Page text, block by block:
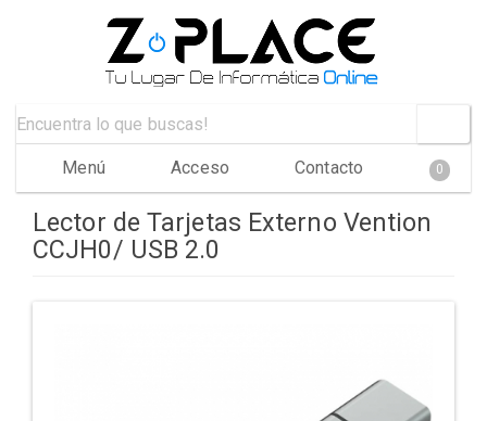
Menú Acceso Contacto 0
Lector de Tarjetas Externo Vention
CCJH0/ USB 2.0